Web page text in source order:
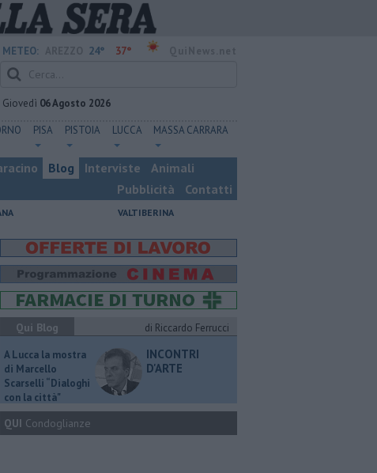
METEO: 24° 37°
Giovedì 06 Agosto 2026
PISA PISTOIA LUCCA MASSA CARRARA
Blog Interviste
Animali
Pubblicità
Contatti
VALTIBERINA
Qui Blog
di Riccardo Ferrucci
A Lucca la mostra
di Marcello
Scarselli “Dialoghi
con la città"
INCONTRI
D'ARTE
QUI Condoglianze